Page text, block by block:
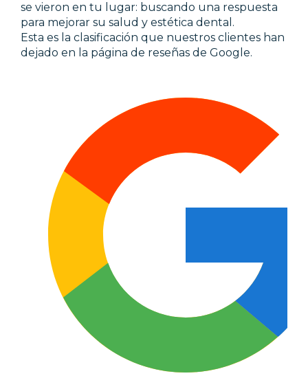
se vieron en tu lugar: buscando una respuesta
para mejorar su salud y estética dental.
Esta es la clasificación que nuestros clientes han
dejado en la página de reseñas de Google.